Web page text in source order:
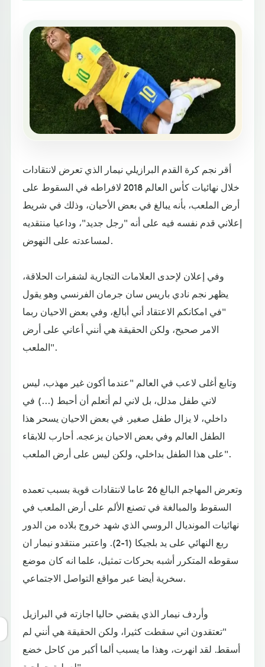
أقر نجم كرة القدم البرازيلي نيمار الذي تعرض لانتقادات
خلال نهائيات كأس العالم 2018 لافراطه في السقوط على
أرض الملعب، بأنه يبالغ في بعض الأحيان، وذلك في شريط
إعلاني قدم نفسه فيه على أنه "رجل جديد"، وداعيا منتقديه
لمساعدته على النهوض.
وفي إعلان لإحدى العلامات التجارية لشفرات الحلاقة،
يظهر نجم نادي باريس سان جرمان الفرنسي وهو يقول
"في امكانكم الاعتقاد أني أبالغ، وفي بعض الاحيان ربما
الامر صحيح، ولكن الحقيقة هي أنني أعاني على أرض
الملعب".
وتابع أغلى لاعب في العالم "عندما أكون غير مهذب، ليس
لاني طفل مدلل، بل لاني لم أتعلم أن أحبط (...) في
داخلي، لا يزال طفل صغير. في بعض الاحيان يسحر هذا
الطفل العالم وفي بعض الاحيان يزعجه. أحارب للابقاء
على هذا الطفل بداخلي، ولكن ليس على أرض الملعب".
وتعرض المهاجم البالغ 26 عاما لانتقادات قوية بسبب تعمده
السقوط والمبالغة في تصنع الألم على أرض الملعب في
نهائيات المونديال الروسي الذي شهد خروج بلاده من الدور
ربع النهائي على يد بلجيكا (1-2). واعتبر منتقدو نيمار ان
سقوطه المتكرر أشبه بحركات تمثيل، علما انه كان موضع
سخرية أيضا عبر مواقع التواصل الاجتماعي.
وأردف نيمار الذي يقضي حاليا اجازته في البرازيل
"تعتقدون اني سقطت كثيرا، ولكن الحقيقة هي أنني لم
أسقط. لقد انهرت، وهذا ما يسبب ألما أكبر من كاحل خضع